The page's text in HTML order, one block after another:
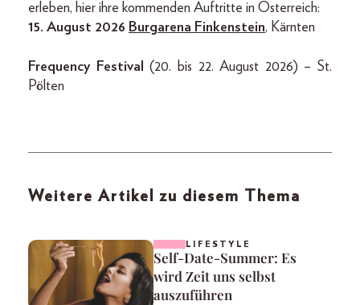
erleben, hier ihre kommenden Auftritte in Österreich:
15. August 2026 Burgarena Finkenstein, Kärnten
Frequency Festival
(20. bis 22. August 2026) – St.
Pölten
Weitere Artikel zu diesem Thema
LIFESTYLE
Self-Date-Summer: Es
wird Zeit uns selbst
auszuführen